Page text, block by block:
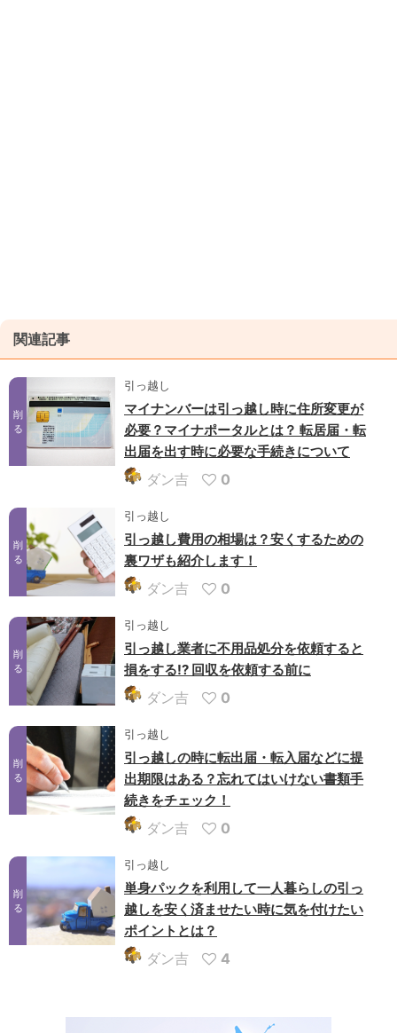
関連記事
削
る
引っ越し
マイナンバーは引っ越し時に住所変更が
必要？マイナポータルとは？ 転居届・転
出届を出す時に必要な手続きについて
ダン吉 0
削
る
引っ越し
引っ越し費用の相場は？安くするための
裏ワザも紹介します！
ダン吉 0
削
る
引っ越し
引っ越し業者に不用品処分を依頼すると
損をする!? 回収を依頼する前に
ダン吉 0
削
る
引っ越し
引っ越しの時に転出届・転入届などに提
出期限はある？忘れてはいけない書類手
続きをチェック！
ダン吉 0
削
る
引っ越し
単身パックを利用して一人暮らしの引っ
越しを安く済ませたい時に気を付けたい
ポイントとは？
ダン吉 4